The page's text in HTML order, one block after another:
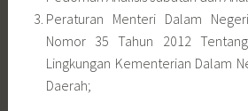
Job Description atau deskripsi
catatan yang sistematis
tanggung jawab pada suatu
berdasarkan fakta yang telah ada.
jabatan tentu merupakan hal